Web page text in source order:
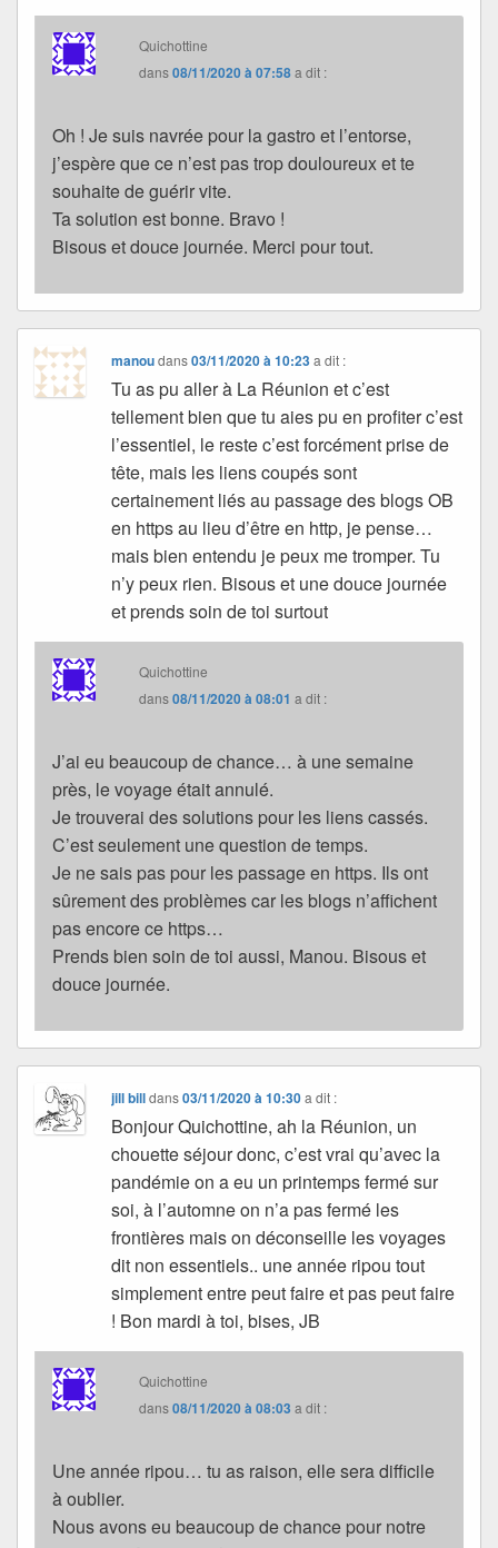
Quichottine
dans08/11/2020 à 07:58a dit :
Oh ! Je suis navrée pour la gastro et l’entorse,
j’espère que ce n’est pas trop douloureux et te
souhaite de guérir vite.
Ta solution est bonne. Bravo !
Bisous et douce journée. Merci pour tout.
manoudans03/11/2020 à 10:23 a dit :
Tu as pu aller à La Réunion et c’est
tellement bien que tu aies pu en profiter c’est
l’essentiel, le reste c’est forcément prise de
tête, mais les liens coupés sont
certainement liés au passage des blogs OB
en https au lieu d’être en http, je pense…
mais bien entendu je peux me tromper. Tu
n’y peux rien. Bisous et une douce journée
et prends soin de toi surtout
Quichottine
dans08/11/2020 à 08:01 a dit :
J’ai eu beaucoup de chance… à une semaine
près, le voyage était annulé.
Je trouverai des solutions pour les liens cassés.
C’est seulement une question de temps.
Je ne sais pas pour les passage en https. Ils ont
sûrement des problèmes car les blogs n’affichent
pas encore ce https…
Prends bien soin de toi aussi, Manou. Bisous et
douce journée.
jill billdans03/11/2020 à 10:30 a dit :
Bonjour Quichottine, ah la Réunion, un
chouette séjour donc, c’est vrai qu’avec la
pandémie on a eu un printemps fermé sur
soi, à l’automne on n’a pas fermé les
frontières mais on déconseille les voyages
dit non essentiels.. une année ripou tout
simplement entre peut faire et pas peut faire
! Bon mardi à toi, bises, JB
Quichottine
dans08/11/2020 à 08:03 a dit :
Une année ripou… tu as raison, elle sera difficile
à oublier.
Nous avons eu beaucoup de chance pour notre